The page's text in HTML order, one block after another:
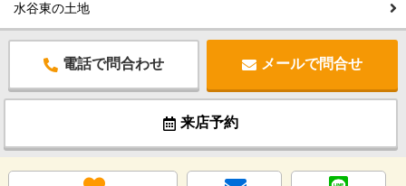
水谷東の土地
電話で問合わせ メールで問合せ
来店予約